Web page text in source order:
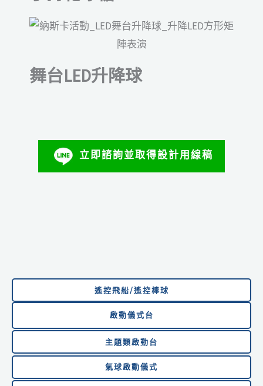
遙控飛船/遙控棒球
啟動儀式台
主題類啟動台
氣球啟動儀式
舞台LED升降球
立即諮詢並取得設計用線稿